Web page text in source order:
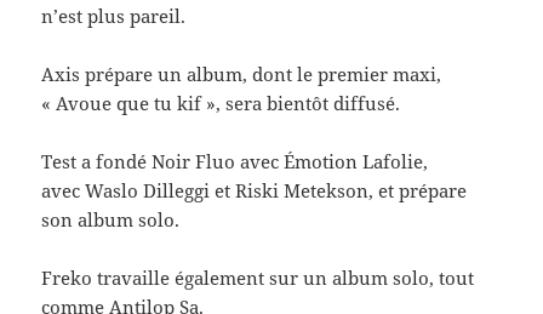
n’est plus pareil.
Axis pré­pare un album, dont le pre­mier maxi,
« Avoue que tu kif », sera bien­tôt diffusé.
Test a fondé Noir Fluo avec Émo­tion Lafolie,
avec Waslo Dil­leggi et Riski Metek­son, et pré­pare
son album solo.
Freko tra­vaille égale­ment sur un album solo, tout
comme Antilop Sa.